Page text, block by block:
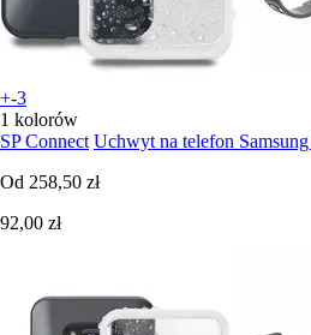
+-3
1 kolorów
SP Connect Uchwyt na telefon
Od 258,50 zł
92,00 zł